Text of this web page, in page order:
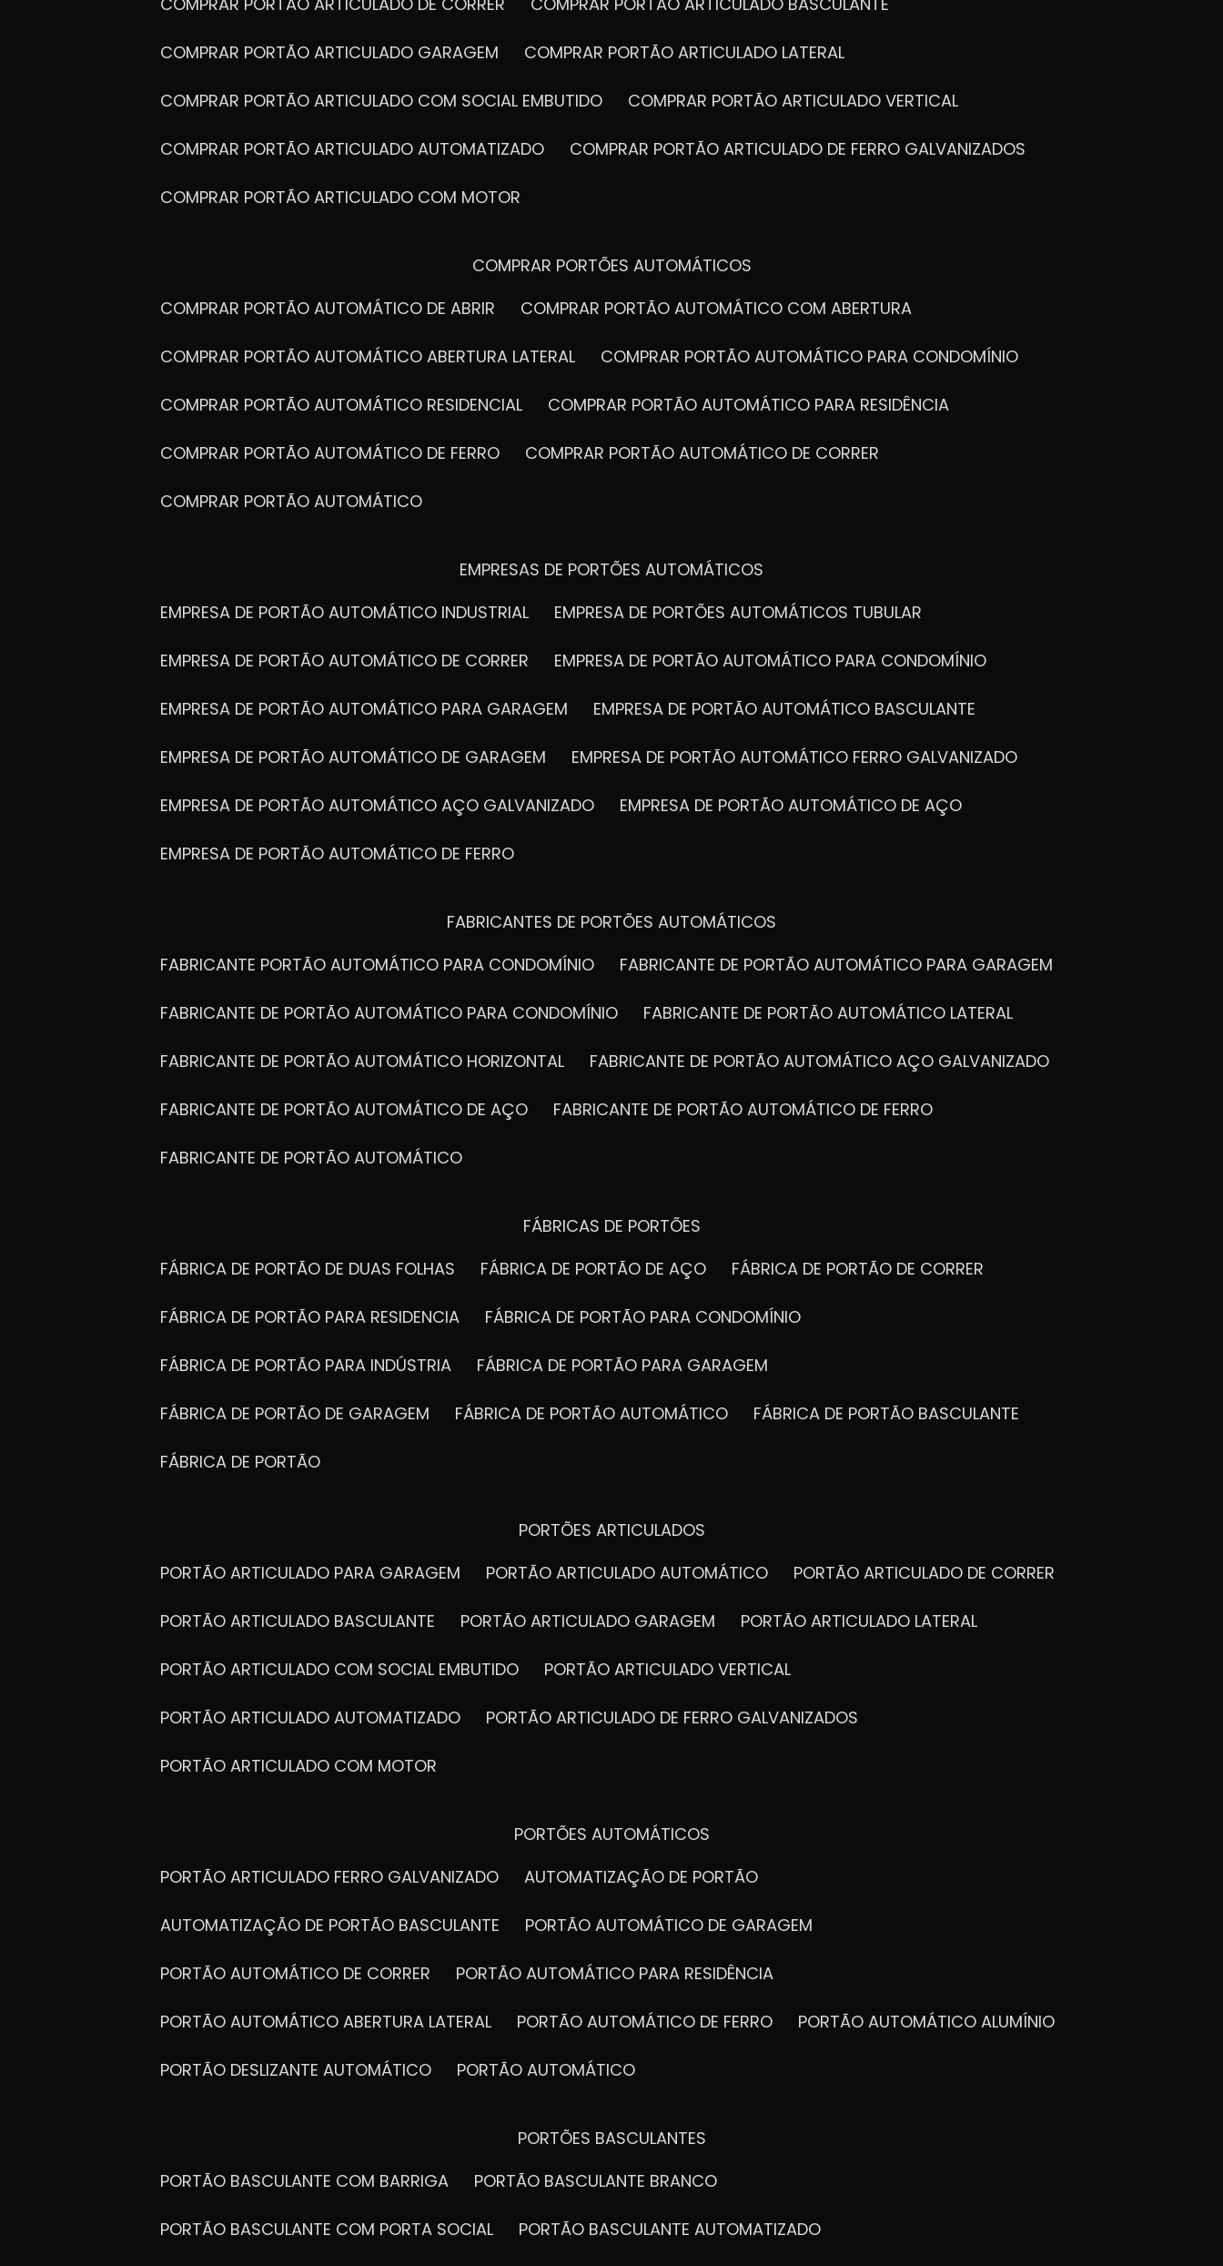
COMPRAR PORTÃO ARTICULADO GARAGEM COMPRAR PORTÃO ARTICULADO LATERAL
COMPRAR PORTÃO ARTICULADO COM SOCIAL EMBUTIDO COMPRAR PORTÃO ARTICULADO VERTICAL
COMPRAR PORTÃO ARTICULADO AUTOMATIZADO COMPRAR PORTÃO ARTICULADO DE FERRO GALVANIZADOS
COMPRAR PORTÃO ARTICULADO COM MOTOR
COMPRAR PORTÕES AUTOMÁTICOS
COMPRAR PORTÃO AUTOMÁTICO DE ABRIR
COMPRAR PORTÃO AUTOMÁTICO COM ABERTURA
COMPRAR PORTÃO AUTOMÁTICO ABERTURA LATERAL COMPRAR PORTÃO AUTOMÁTICO PARA CONDOMÍNIO
COMPRAR PORTÃO AUTOMÁTICO RESIDENCIAL COMPRAR PORTÃO AUTOMÁTICO PARA RESIDÊNCIA
COMPRAR PORTÃO AUTOMÁTICO DE FERRO COMPRAR PORTÃO AUTOMÁTICO DE CORRER
COMPRAR PORTÃO AUTOMÁTICO
EMPRESAS DE PORTÕES AUTOMÁTICOS
EMPRESA DE PORTÃO AUTOMÁTICO INDUSTRIAL
EMPRESA DE PORTÕES AUTOMÁTICOS TUBULAR
EMPRESA DE PORTÃO AUTOMÁTICO DE CORRER EMPRESA DE PORTÃO AUTOMÁTICO PARA CONDOMÍNIO
EMPRESA DE PORTÃO AUTOMÁTICO PARA GARAGEM EMPRESA DE PORTÃO AUTOMÁTICO BASCULANTE
EMPRESA DE PORTÃO AUTOMÁTICO DE GARAGEM EMPRESA DE PORTÃO AUTOMÁTICO FERRO GALVANIZADO
EMPRESA DE PORTÃO AUTOMÁTICO AÇO GALVANIZADO EMPRESA DE PORTÃO AUTOMÁTICO DE AÇO
EMPRESA DE PORTÃO AUTOMÁTICO DE FERRO
FABRICANTES DE PORTÕES AUTOMÁTICOS
FABRICANTE PORTÃO AUTOMÁTICO PARA CONDOMÍNIO
FABRICANTE DE PORTÃO AUTOMÁTICO PARA GARAGEM
FABRICANTE DE PORTÃO AUTOMÁTICO PARA CONDOMÍNIO FABRICANTE DE PORTÃO AUTOMÁTICO LATERAL
FABRICANTE DE PORTÃO AUTOMÁTICO HORIZONTAL FABRICANTE DE PORTÃO AUTOMÁTICO AÇO GALVANIZADO
FABRICANTE DE PORTÃO AUTOMÁTICO DE AÇO FABRICANTE DE PORTÃO AUTOMÁTICO DE FERRO
FABRICANTE DE PORTÃO AUTOMÁTICO
FÁBRICAS DE PORTÕES
FÁBRICA DE PORTÃO DE DUAS FOLHAS
FÁBRICA DE PORTÃO DE AÇO FÁBRICA DE PORTÃO DE CORRER
FÁBRICA DE PORTÃO PARA RESIDENCIA FÁBRICA DE PORTÃO PARA CONDOMÍNIO
FÁBRICA DE PORTÃO PARA INDÚSTRIA FÁBRICA DE PORTÃO PARA GARAGEM
FÁBRICA DE PORTÃO DE GARAGEM FÁBRICA DE PORTÃO AUTOMÁTICO FÁBRICA DE PORTÃO BASCULANTE
FÁBRICA DE PORTÃO
PORTÕES ARTICULADOS
PORTÃO ARTICULADO PARA GARAGEM
PORTÃO ARTICULADO AUTOMÁTICO PORTÃO ARTICULADO DE CORRER
PORTÃO ARTICULADO BASCULANTE PORTÃO ARTICULADO GARAGEM PORTÃO ARTICULADO LATERAL
PORTÃO ARTICULADO COM SOCIAL EMBUTIDO PORTÃO ARTICULADO VERTICAL
PORTÃO ARTICULADO AUTOMATIZADO PORTÃO ARTICULADO DE FERRO GALVANIZADOS
PORTÃO ARTICULADO COM MOTOR
PORTÕES AUTOMÁTICOS
PORTÃO ARTICULADO FERRO GALVANIZADO
AUTOMATIZAÇÃO DE PORTÃO
AUTOMATIZAÇÃO DE PORTÃO BASCULANTE PORTÃO AUTOMÁTICO DE GARAGEM
PORTÃO AUTOMÁTICO DE CORRER PORTÃO AUTOMÁTICO PARA RESIDÊNCIA
PORTÃO AUTOMÁTICO ABERTURA LATERAL PORTÃO AUTOMÁTICO DE FERRO PORTÃO AUTOMÁTICO ALUMÍNIO
PORTÃO DESLIZANTE AUTOMÁTICO PORTÃO AUTOMÁTICO
PORTÕES BASCULANTES
PORTÃO BASCULANTE COM BARRIGA
PORTÃO BASCULANTE BRANCO
PORTÃO BASCULANTE COM PORTA SOCIAL PORTÃO BASCULANTE AUTOMATIZADO